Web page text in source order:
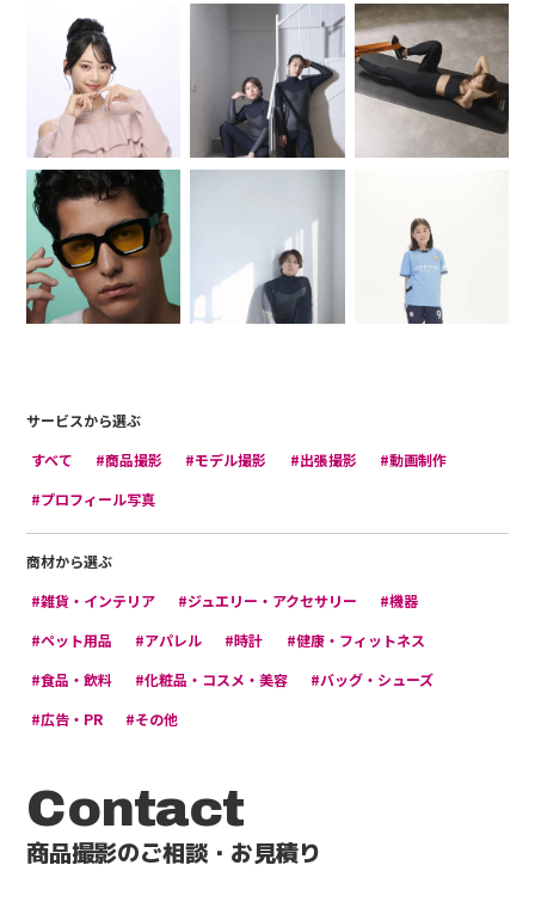
サービスから選ぶ
すべて
#商品撮影 #モデル撮影 #出張撮影
#動画制作
#プロフィール写真
商材から選ぶ
#雑貨・インテリア
#ジュエリー・アクセサリー
#機器
#ペット用品
#アパレル #時計
#健康・フィットネス
#食品・飲料
#化粧品・コスメ・美容
#バッグ・シューズ
#広告・PR
#その他
Contact
商品撮影のご相談・お見積り